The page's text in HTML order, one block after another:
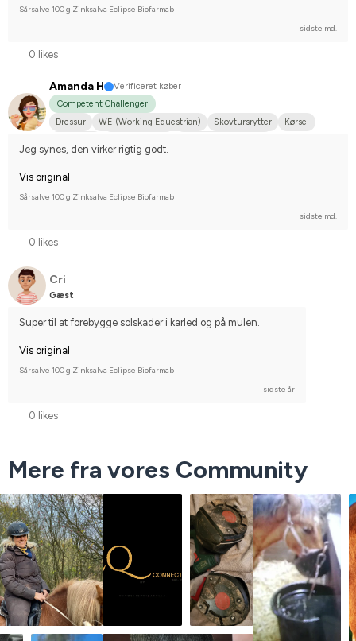
Sårsalve 100 g Zinksalva Eclipse Biofarmab
sidste md.
0 likes
Amanda H
Verificeret køber
Competent Challenger
Dressur
WE (Working Equestrian) Skovtursrytter
Kørsel
Jeg synes, den virker rigtig godt.
Vis original
Sårsalve 100 g Zinksalva Eclipse Biofarmab
sidste md.
0 likes
Cri
Gæst
Super til at forebygge solskader i karled og på mulen.
Vis original
Sårsalve 100 g Zinksalva Eclipse Biofarmab
sidste år
0 likes
Mere fra vores Community